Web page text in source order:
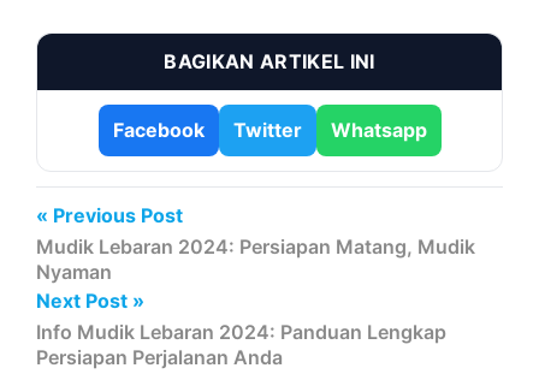
BAGIKAN ARTIKEL INI
Facebook Twitter Whatsapp
« Previous Post
Mudik Lebaran 2024: Persiapan Matang, Mudik
Nyaman
Next Post »
Info Mudik Lebaran 2024: Panduan Lengkap
Persiapan Perjalanan Anda